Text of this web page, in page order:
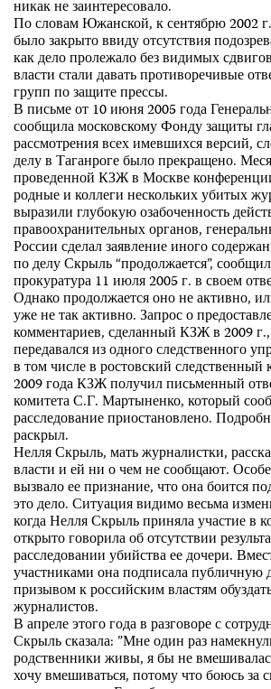
никак не заинтересовало.
По словам Южанской, к сентябрю 2002
было закрыто ввиду отсутствия
как дело пролежало без видимых
власти стали давать противоречивые
групп по защите прессы.
В письме от 10 июня 2005 года
сообщила московскому Фонду защиты
рассмотрения всех имевшихся версий,
делу в Таганроге было прекращено.
проведенной КЗЖ в Москве
родные и коллеги нескольких убитых
выразили глубокую озабоченность
правоохранительных органов,
России сделал заявление иного
по делу Скрыль “продолжается”,
прокуратура 11 июля 2005 г. в своем
Однако продолжается оно не активно,
уже не так активно. Запрос о
комментариев, сделанный КЗЖ в 2009 г.,
передавался из одного следственного
в том числе в ростовский
2009 года КЗЖ получил письменный
комитета С.Г. Мартыненко, который
расследование приостановлено.
раскрыл.
Нелля Скрыль, мать журналистки,
власти и ей ни о чем не сообщают.
вызвало ее признание, что она боится
это дело. Ситуация видимо весьма
когда Нелля Скрыль приняла участие в
открыто говорила об отсутствии
расследовании убийства ее дочери.
участниками она подписала публичную
призывом к российским властям
журналистов.
В апреле этого года в разговоре с
Скрыль сказала: ”Мне один раз
родственники живы, я бы не
хочу вмешиваться, потому что боюсь за